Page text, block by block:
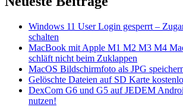
Windows 11 User Login gesperrt –
schalten
MacBook mit Apple M1 M2 M3 M4
schläft nicht beim Zuklappen
MacOS Bildschirmfoto als JPG
Gelöschte Dateien auf SD Karte
DexCom G6 und G5 auf JEDEM
nutzen!